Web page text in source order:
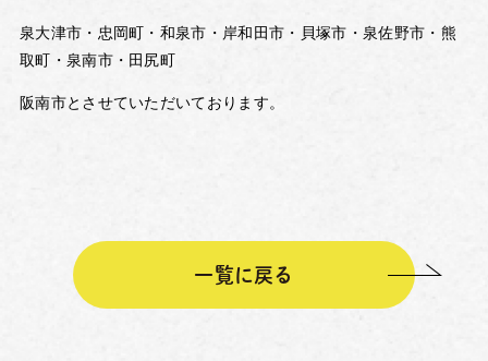
泉大津市・忠岡町・和泉市・岸和田市・貝塚市・泉佐野市・熊
取町・泉南市・田尻町
阪南市とさせていただいております。
一覧に戻る